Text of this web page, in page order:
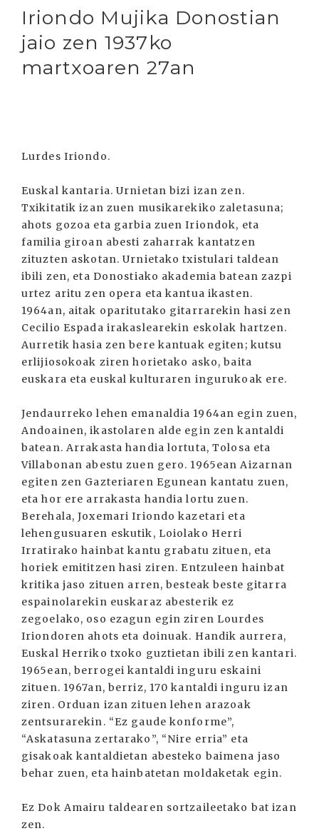
Iriondo Mujika Donostian
jaio zen 1937ko
martxoaren 27an
Lurdes Iriondo.
Euskal kantaria. Urnietan bizi izan zen.
Txikitatik izan zuen musikarekiko zaletasuna;
ahots gozoa eta garbia zuen Iriondok, eta
familia giroan abesti zaharrak kantatzen
zituzten askotan. Urnietako txistulari taldean
ibili zen, eta Donostiako akademia batean zazpi
urtez aritu zen opera eta kantua ikasten.
1964an, aitak oparitutako gitarrarekin hasi zen
Cecilio Espada irakaslearekin eskolak hartzen.
Aurretik hasia zen bere kantuak egiten; kutsu
erlijiosokoak ziren horietako asko, baita
euskara eta euskal kulturaren ingurukoak ere.
Jendaurreko lehen emanaldia 1964an egin zuen,
Andoainen, ikastolaren alde egin zen kantaldi
batean. Arrakasta handia lortuta, Tolosa eta
Villabonan abestu zuen gero. 1965ean Aizarnan
egiten zen Gazteriaren Egunean kantatu zuen,
eta hor ere arrakasta handia lortu zuen.
Berehala, Joxemari Iriondo kazetari eta
lehengusuaren eskutik, Loiolako Herri
Irratirako hainbat kantu grabatu zituen, eta
horiek emititzen hasi ziren. Entzuleen hainbat
kritika jaso zituen arren, besteak beste gitarra
espainolarekin euskaraz abesterik ez
zegoelako, oso ezagun egin ziren Lourdes
Iriondoren ahots eta doinuak. Handik aurrera,
Euskal Herriko txoko guztietan ibili zen kantari.
1965ean, berrogei kantaldi inguru eskaini
zituen. 1967an, berriz, 170 kantaldi inguru izan
ziren. Orduan izan zituen lehen arazoak
zentsurarekin. “Ez gaude konforme”,
“Askatasuna zertarako”, “Nire erria” eta
gisakoak kantaldietan abesteko baimena jaso
behar zuen, eta hainbatetan moldaketak egin.
Ez Dok Amairu taldearen sortzaileetako bat izan
zen.